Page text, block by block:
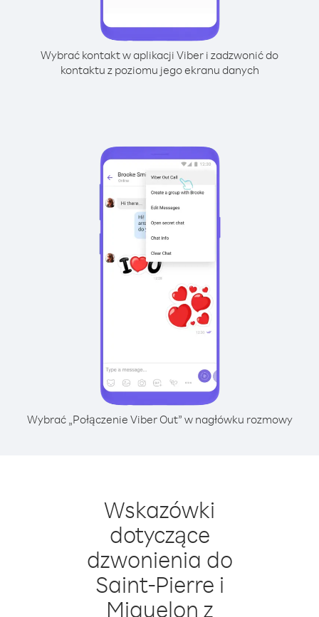
Wybrać kontakt w aplikacji Viber i zadzwonić do
kontaktu z poziomu jego ekranu danych
Wybrać „Połączenie Viber Out” w nagłówku rozmowy
Wskazówki
dotyczące
dzwonienia do
Saint-Pierre i
Miquelon z